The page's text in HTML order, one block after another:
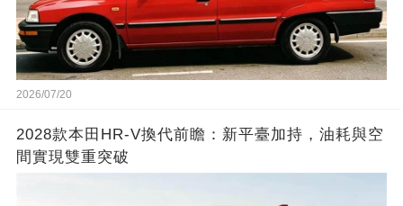
2026/07/20
2028款本田HR-V換代前瞻：新平臺加持，油耗與空
間實現雙重突破